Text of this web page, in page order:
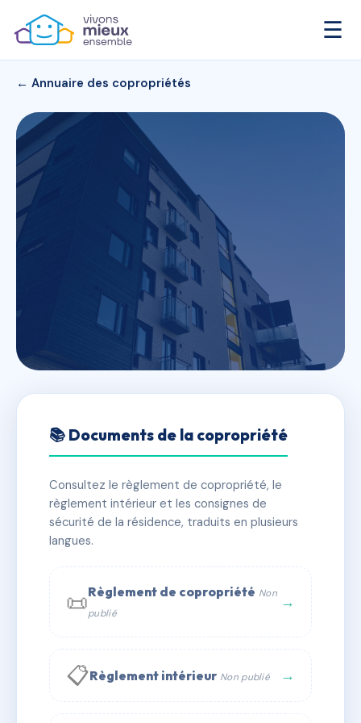
☰
← Annuaire des copropriétés
Jeanne d'Albret
✓ Immatriculée 🏠 29 lots 🏗 1 bâtiment(s)
📞 Contacter Syndic Digital
📚 Documents de la copropriété
Consultez le règlement de copropriété, le
règlement intérieur et les consignes de
sécurité de la résidence, traduits en plusieurs
langues.
📜Règlement de copropriété Non
publié
→
📋Règlement intérieur Non publié →